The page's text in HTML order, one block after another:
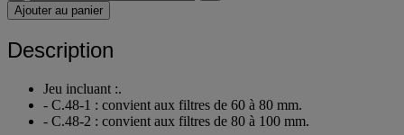
Ajouter au panier
Description
Jeu incluant :.
- C.48-1 : convient aux filtres de 60 à 80 mm.
- C.48-2 : convient aux filtres de 80 à 100 mm.